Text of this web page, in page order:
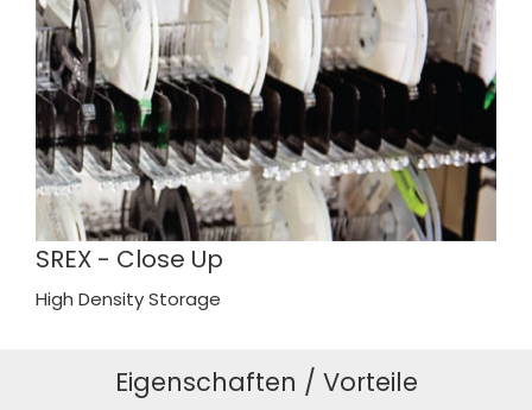
SREX - Close Up
High Density Storage
Eigenschaften / Vorteile